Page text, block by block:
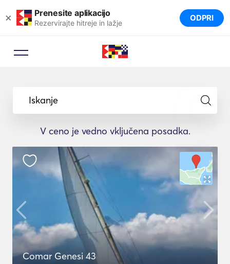
× Prenesite aplikacijo
Rezervirajte hitreje in lažje ODPRI
Iskanje
V ceno je vedno vključena posadka.
Comar Genesi 43